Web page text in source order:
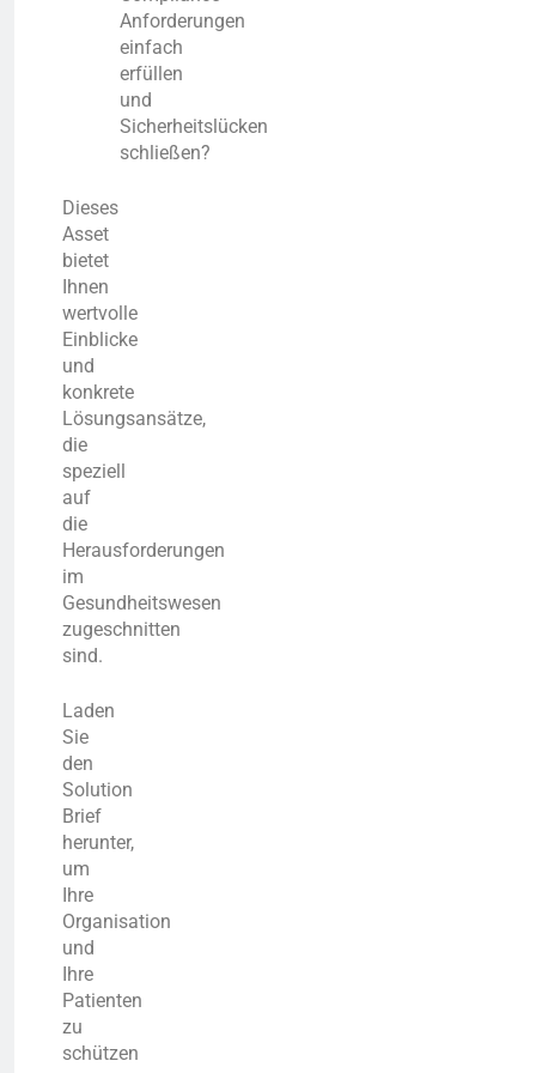
Anforderungen
einfach
erfüllen
und
Sicherheitslücken
schließen?
Dieses
Asset
bietet
Ihnen
wertvolle
Einblicke
und
konkrete
Lösungsansätze,
die
speziell
auf
die
Herausforderungen
im
Gesundheitswesen
zugeschnitten
sind.
Laden
Sie
den
Solution
Brief
herunter,
um
Ihre
Organisation
und
Ihre
Patienten
zu
schützen